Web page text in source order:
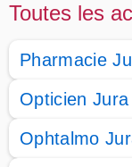
Toutes les
Pharmacie
Opticien Jura
Ophtalmo